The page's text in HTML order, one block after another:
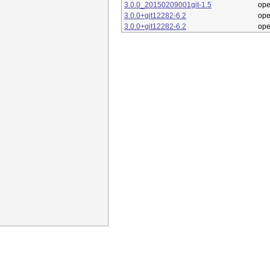
3.0.0_20150209001git-1.5
3.0.0+git12282-6.2
3.0.0+git12282-6.2